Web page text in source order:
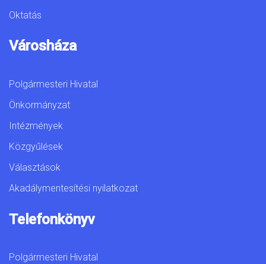
Oktatás
Városháza
Polgármesteri Hivatal
Önkormányzat
Intézmények
Közgyűlések
Választások
Akadálymentesítési nyilatkozat
Telefonkönyv
Polgármesteri Hivatal